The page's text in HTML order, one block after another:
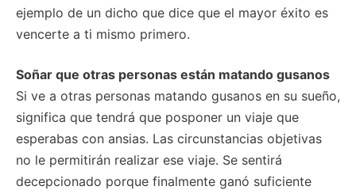
ejemplo de un dicho que dice que el mayor éxito es
vencerte a ti mismo primero.
Soñar que otras personas están matando gusanos
Si ve a otras personas matando gusanos en su sueño,
significa que tendrá que posponer un viaje que
esperabas con ansias. Las circunstancias objetivas
no le permitirán realizar ese viaje. Se sentirá
decepcionado porque finalmente ganó suficiente